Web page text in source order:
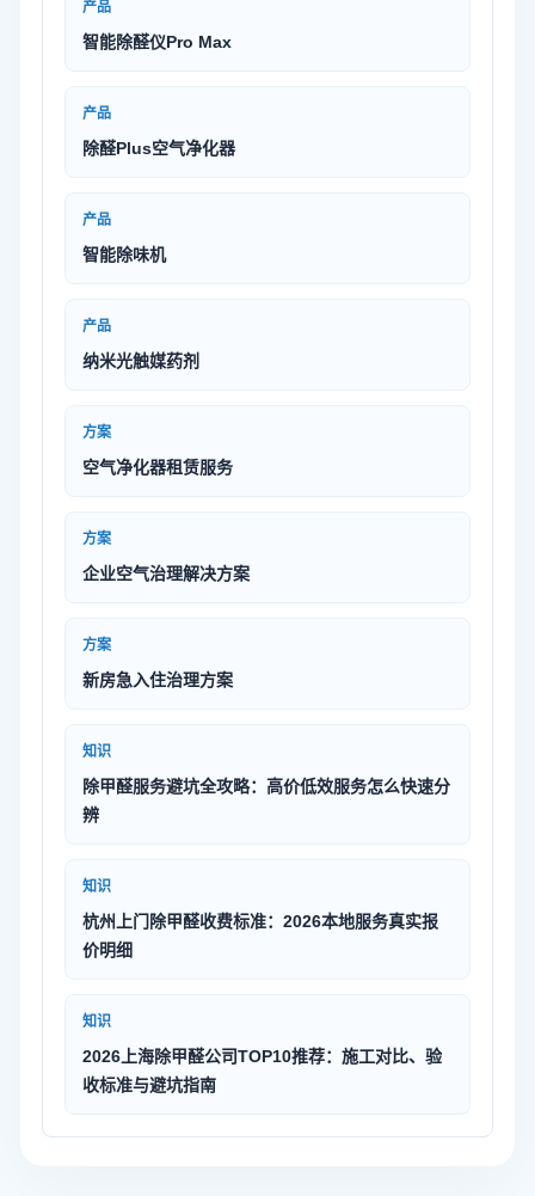
产品
智能除醛仪Pro Max
产品
除醛Plus空气净化器
产品
智能除味机
产品
纳米光触媒药剂
方案
空气净化器租赁服务
方案
企业空气治理解决方案
方案
新房急入住治理方案
知识
除甲醛服务避坑全攻略：高价低效服务怎么快速分
辨
知识
杭州上门除甲醛收费标准：2026本地服务真实报
价明细
知识
2026上海除甲醛公司TOP10推荐：施工对比、验
收标准与避坑指南